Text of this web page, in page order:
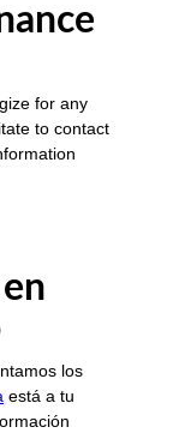
for any
to contact
los
está a tu